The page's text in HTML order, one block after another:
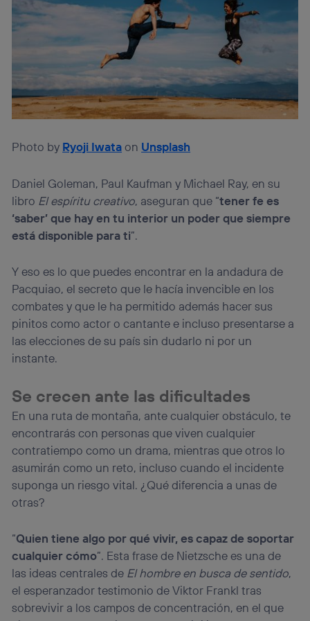
Photo by Ryoji Iwataon Unsplash
Daniel Goleman, Paul Kaufman y Michael Ray, en su
libro El espíritu creativo, aseguran que “tener fe es
‘saber’ que hay en tu interior un poder que siempre
está disponible para ti”.
Y eso es lo que puedes encontrar en la andadura de
Pacquiao, el secreto que le hacía invencible en los
combates y que le ha permitido además hacer sus
pinitos como actor o cantante e incluso presentarse a
las elecciones de su país sin dudarlo ni por un
instante.
Se crecen ante las dificultades
En una ruta de montaña, ante cualquier obstáculo, te
encontrarás con personas que viven cualquier
contratiempo como un drama, mientras que otros lo
asumirán como un reto, incluso cuando el incidente
suponga un riesgo vital. ¿Qué diferencia a unas de
otras?
“Quien tiene algo por qué vivir, es capaz de soportar
cualquier cómo”. Esta frase de Nietzsche es una de
las ideas centrales de El hombre en busca de sentido,
el esperanzador testimonio de Viktor Frankl tras
sobrevivir a los campos de concentración, en el que
“Administrar Utiq” en la parte inferior de esta página web o
visitando el
portal de privacidad de Utiq
(“consenthub”)
. Para más información, consulta
política de privacidad de Utiq